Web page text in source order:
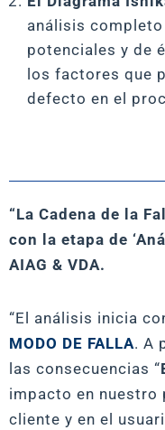
análisis
potenciales y de
los factores que
defecto en el
“La Cadena de la
con la etapa de
AIAG & VDA.
“El análisis inicia
MODO DE FALLA. A
las consecuencias “
impacto en nuestro
cliente y en el